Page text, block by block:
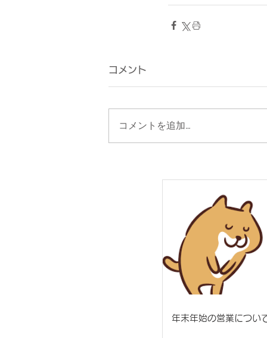
コメント
コメントを追加…
年末年始の営業につい